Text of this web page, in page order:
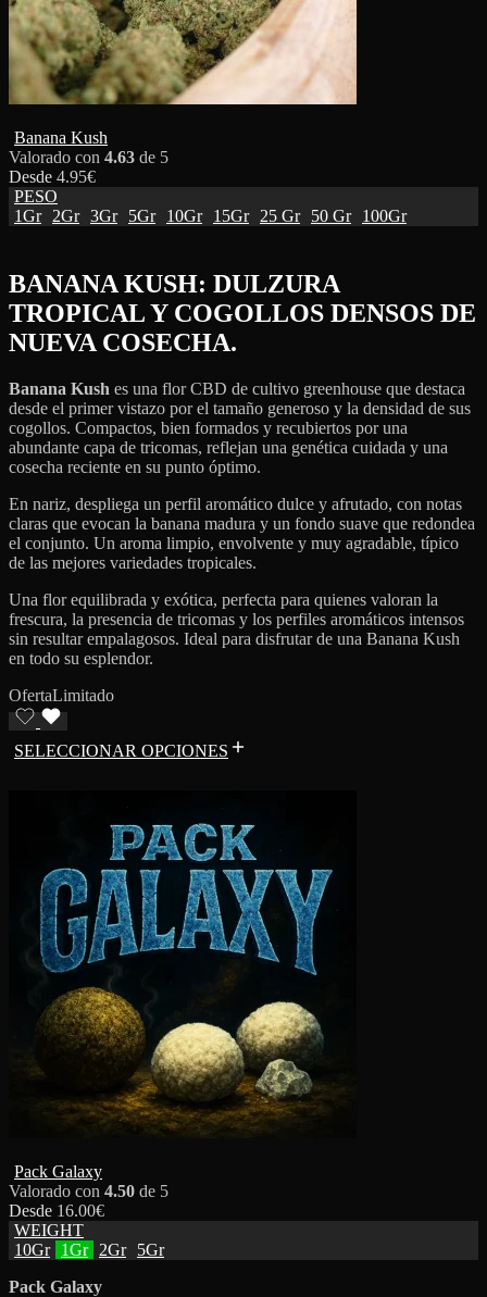
Banana Kush
Valorado con 4.63 de 5
Desde 4.95€
PESO
1Gr
2Gr 3Gr 5Gr 10Gr 15Gr 25 Gr 50 Gr 100Gr
BANANA KUSH: DULZURA
TROPICAL Y COGOLLOS DENSOS DE
NUEVA COSECHA.
Banana Kush es una flor CBD de cultivo greenhouse que destaca
desde el primer vistazo por el tamaño generoso y la densidad de sus
cogollos. Compactos, bien formados y recubiertos por una
abundante capa de tricomas, reflejan una genética cuidada y una
cosecha reciente en su punto óptimo.
En nariz, despliega un perfil aromático dulce y afrutado, con notas
claras que evocan la banana madura y un fondo suave que redondea
el conjunto. Un aroma limpio, envolvente y muy agradable, típico
de las mejores variedades tropicales.
Una flor equilibrada y exótica, perfecta para quienes valoran la
frescura, la presencia de tricomas y los perfiles aromáticos intensos
sin resultar empalagosos. Ideal para disfrutar de una Banana Kush
en todo su esplendor.
OfertaLimitado
SELECCIONAR OPCIONES
Pack Galaxy
Valorado con 4.50 de 5
Desde 16.00€
WEIGHT
10Gr
1Gr 2Gr
5Gr
Pack Galaxy